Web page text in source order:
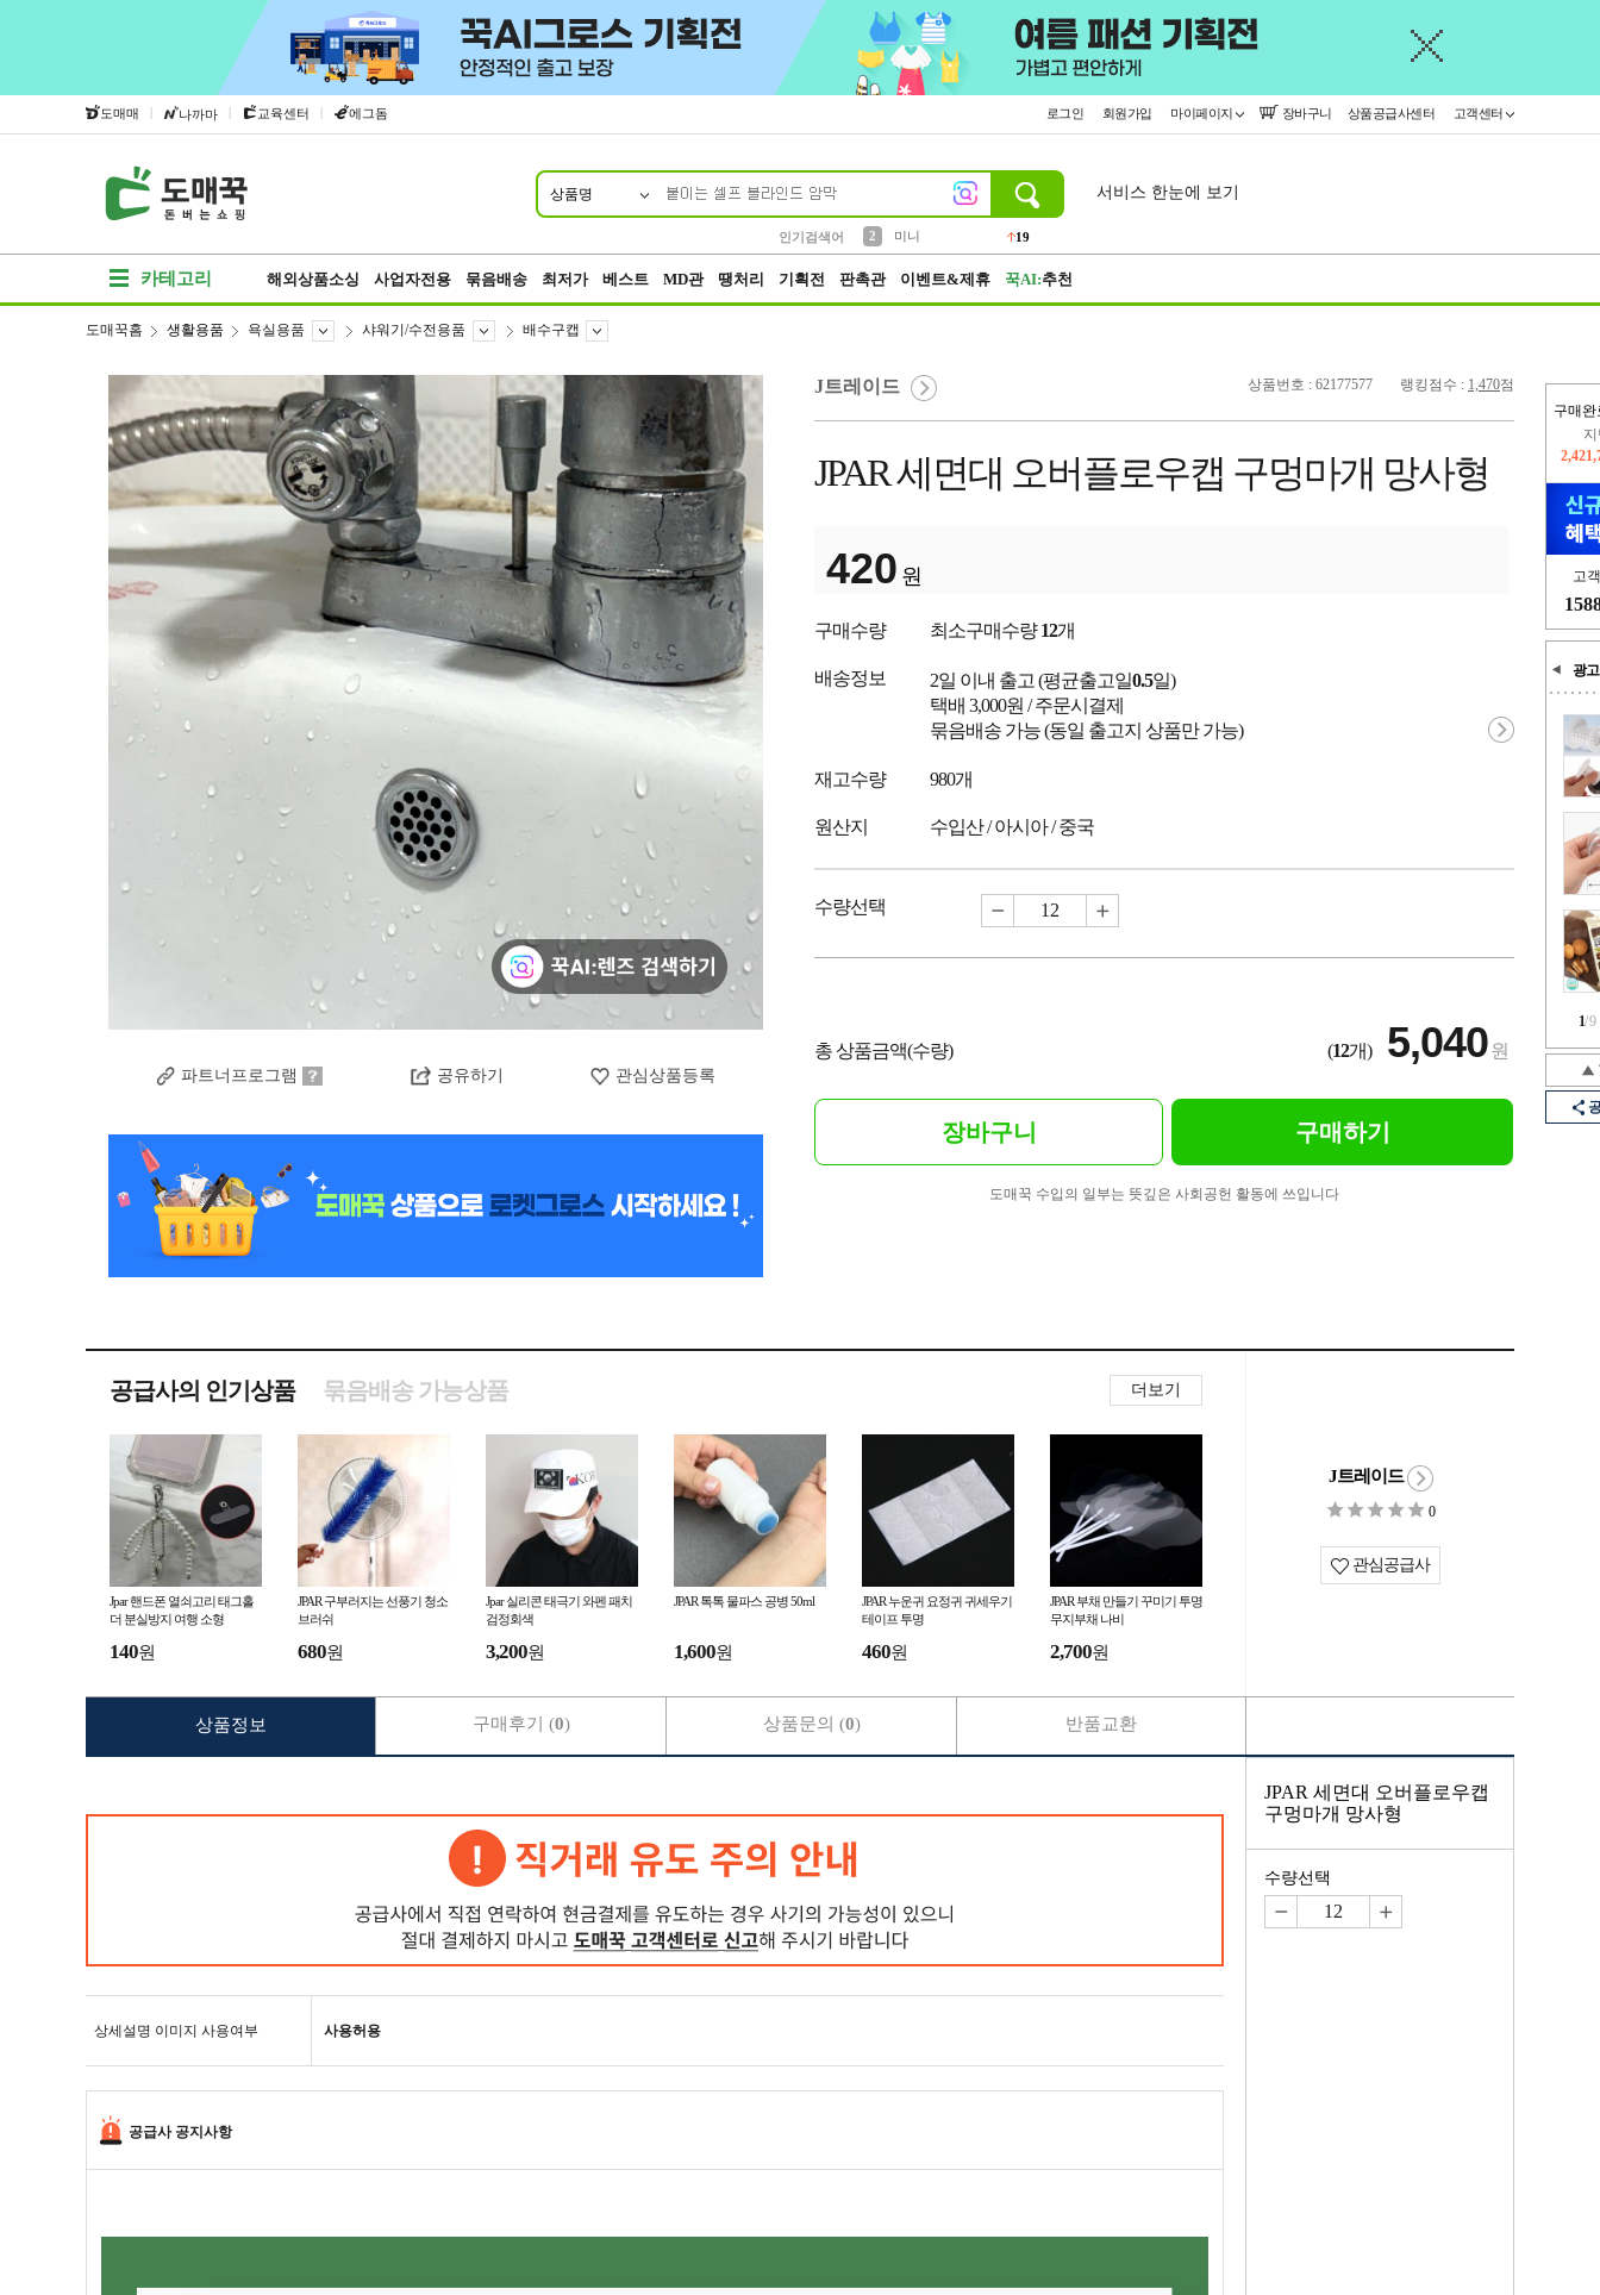
도매매 | 나까마 | 교육센터 | 에그돔 로그인 회원가입 마이페이지 장바구니 상품공급사센터 고객센터
상품명
인기검색어
2
미니
19
서비스 한눈에 보기
카테고리 해외상품소싱 사업자전용 묶음배송 최저가 베스트 MD관 땡처리 기획전 판촉관 이벤트&제휴 꾹AI:추천
구매완
오
고
광고
1/9
도매꾹홈 생활용품 욕실용품 샤워기/수전용품 배수구캡
파트너프로그램 공유하기 관심상품등록
상품번호 : 62177577 랭킹점수 : 1,470점
J트레이드
JPAR 세면대 오버플로우캡 구멍마개 망사형
420 원
구매수량 최소구매수량12개
배송정보 2일 이내 출고 (평균출고일0.5일)
택배 3,000원 / 주문시결제
묶음배송 가능 (동일 출고지 상품만 가능)
재고수량 980개
원산지 수입산 / 아시아 / 중국
수량선택
총 상품금액(수량) (12개) 5,040원
장바구니 구매하기
도매꾹 수입의 일부는 뜻깊은 사회공헌 활동에 쓰입니다
공급사의 인기상품 더보기
묶음배송 가능상품
Jpar 핸드폰 열쇠고리 태그홀
더 분실방지 여행 소형
140원
JPAR 구부러지는 선풍기 청소
브러쉬
680원
Jpar 실리콘 태극기 와펜 패치
검정회색
3,200원
JPAR 톡톡 물파스 공병 50ml
1,600원
JPAR 누운귀 요정귀 귀세우기
테이프 투명
460원
JPAR 부채 만들기 꾸미기 투명
무지부채 나비
2,700원
J트레이드
0
관심공급사
상세설명 이미지 사용여부 사용허용
공급사 공지사항
상품정보 구매후기 (0) 상품문의 (0) 반품교환
JPAR 세면대 오버플로우캡
구멍마개 망사형
수량선택